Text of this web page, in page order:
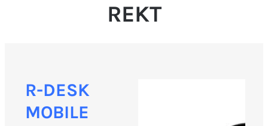
REKT
R-DESK
MOBILE